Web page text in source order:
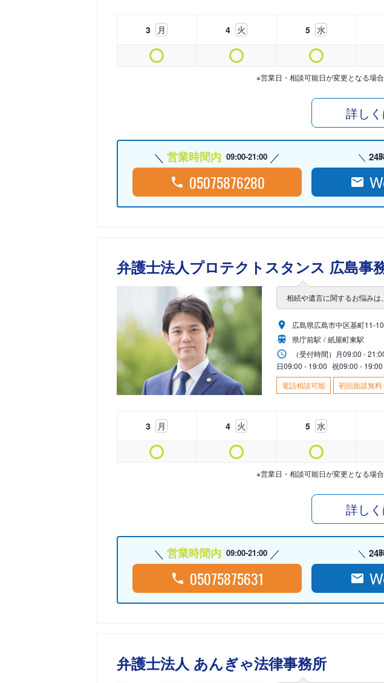
3 月 4 火 5 水
※営業日・相談可能日が変更となる場
詳し
営業時間内 09:00-21:00
05075876280
24
弁護士法人プロテクトスタンス 広島事
相続や遺言に関するお悩みは
広島県広島市中区基町11-
県庁前駅
紙屋町東駅
（受付時間） 月09:00 -
日09:00 - 19:00 祝09:00 - 19:00
電話相談可能
初回面談無料
3 月 4 火 5 水
※営業日・相談可能日が変更となる場
詳し
営業時間内 09:00-21:00
05075875631
24
弁護士法人 あんぎゃ法律事務所